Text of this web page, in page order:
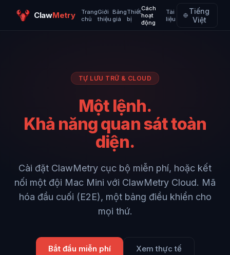
ClawMetry
Trang
chủ
Giới
thiệu
Bảng
giá
Thiết
bị
Cách
hoạt
động
Tài
liệu
Tiếng
Việt
TỰ LƯU TRỮ & CLOUD
Một lệnh.
Khả năng quan sát toàn
diện.
Cài đặt ClawMetry cục bộ miễn phí, hoặc kết
nối một đội Mac Mini với ClawMetry Cloud. Mã
hóa đầu cuối (E2E), một bảng điều khiển cho
mọi thứ.
Bắt đầu miễn phí Xem thực tế